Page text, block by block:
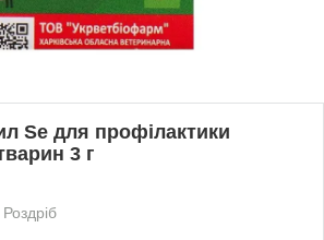
Se для профілактики
3 г
Роздріб